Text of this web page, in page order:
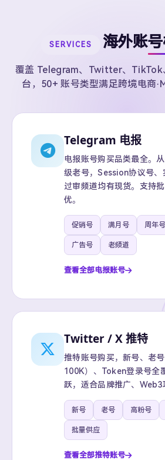
SERVICES 海外账
覆盖 Telegram、Twitter、TikTok
台，50+ 账号类型满足跨境电商
Telegram 电报
电报账号购买品类最全。
级老号，Session协议号、
过审频道均有现货。支持
优。
促销号 满月号 周年号
广告号 老频道
查看全部电报账号
Twitter / X 推特
推特账号购买，新号、老
100K）、Token登录号全
跃，适合品牌推广、Web3
新号 老号 高粉号
批量供应
查看全部推特账号